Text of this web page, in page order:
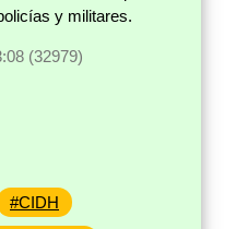
y militares.
(32979)
#CIDH